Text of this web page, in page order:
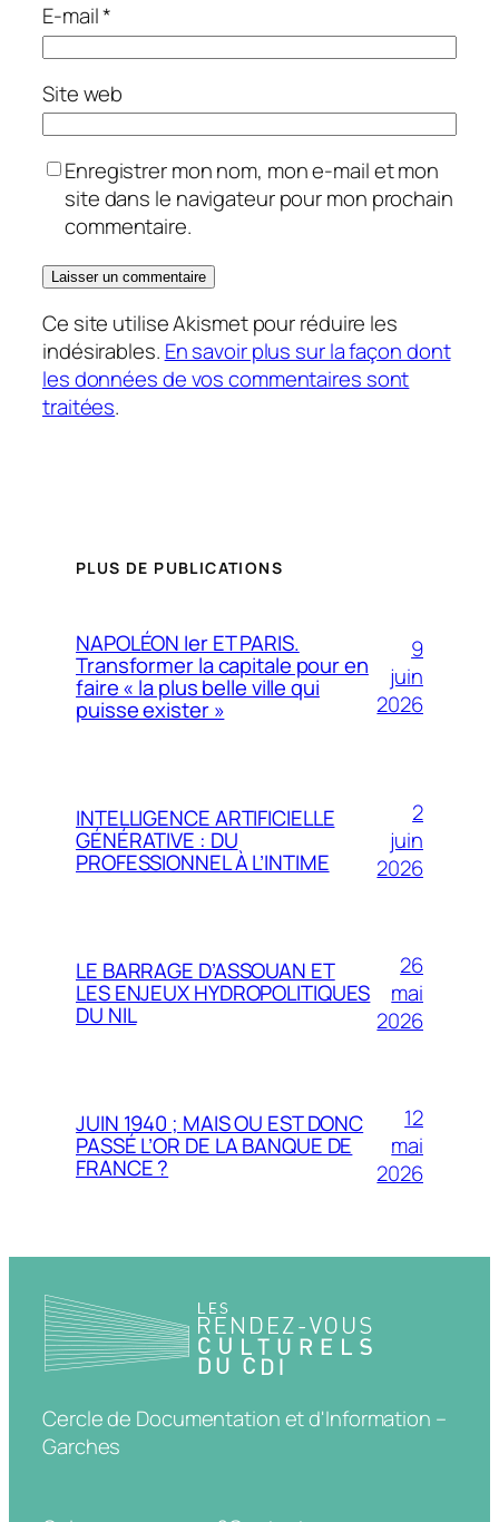
E-mail*
Site web
Enregistrer mon nom, mon e-mail et mon
site dans le navigateur pour mon prochain
commentaire.
Ce site utilise Akismet pour réduire les
indésirables. En savoir plus sur la façon dont
les données de vos commentaires sont
traitées.
PLUS DE PUBLICATIONS
NAPOLÉON Ier ET PARIS.
Transformer la capitale pour en
faire « la plus belle ville qui
puisse exister »
9
juin
2026
INTELLIGENCE ARTIFICIELLE
GÉNÉRATIVE : DU
PROFESSIONNEL À L’INTIME
2
juin
2026
LE BARRAGE D’ASSOUAN ET
LES ENJEUX HYDROPOLITIQUES
DU NIL
26
mai
2026
JUIN 1940 ; MAIS OU EST DONC
PASSÉ L’OR DE LA BANQUE DE
FRANCE ?
12
mai
2026
Cercle de Documentation et d'Information –
Garches